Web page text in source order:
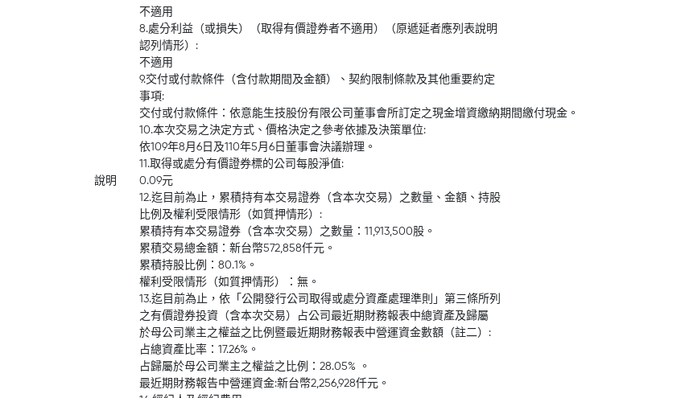
說明
不適用
8.處分利益（或損失）（取得有價證券者不適用）（原遞延者應列表說明
認列情形）:
不適用
9.交付或付款條件（含付款期間及金額）、契約限制條款及其他重要約定
事項:
交付或付款條件：依意能生技股份有限公司董事會所訂定之現金增資繳納期間繳付現金。
10.本次交易之決定方式、價格決定之參考依據及決策單位:
依109年8月6日及110年5月6日董事會決議辦理。
11.取得或處分有價證券標的公司每股淨值:
0.09元
12.迄目前為止，累積持有本交易證券（含本次交易）之數量、金額、持股
比例及權利受限情形（如質押情形）:
累積持有本交易證券（含本次交易）之數量：11,913,500股。
累積交易總金額：新台幣572,858仟元。
累積持股比例：80.1%。
權利受限情形（如質押情形）：無。
13.迄目前為止，依「公開發行公司取得或處分資產處理準則」第三條所列
之有價證券投資（含本次交易）占公司最近期財務報表中總資產及歸屬
於母公司業主之權益之比例暨最近期財務報表中營運資金數額（註二）:
占總資產比率：17.26%。
占歸屬於母公司業主之權益之比例：28.05% 。
最近期財務報告中營運資金:新台幣2,256,928仟元。